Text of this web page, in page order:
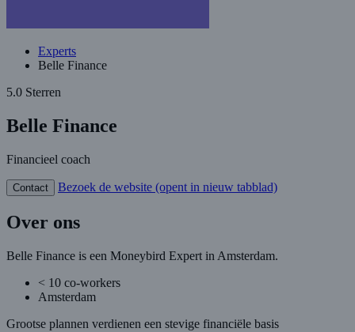
Experts
Belle Finance
5.0 Sterren
Belle Finance
Financieel coach
Contact Bezoek de website (opent in nieuw tabblad)
Over ons
Belle Finance is een Moneybird Expert in Amsterdam.
< 10 co-workers
Amsterdam
Grootse plannen verdienen een stevige financiële basis